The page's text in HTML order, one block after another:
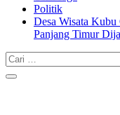
Politik
Desa Wisata
Panjang Timur
Cari
untuk: